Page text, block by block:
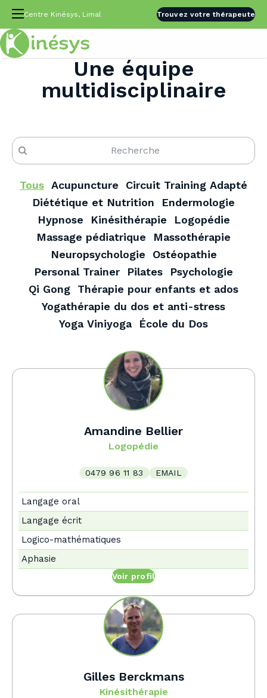
Centre Kinésys, Limal Trouvez votre thérapeute
Une équipe
multidisciplinaire
Tous Acupuncture
Circuit Training Adapté
Diététique et Nutrition
Endermologie
Hypnose
Kinésithérapie
Logopédie
Massage pédiatrique
Massothérapie
Neuropsychologie
Ostéopathie
Personal Trainer
Pilates
Psychologie
Qi Gong
Thérapie pour enfants et ados
Yogathérapie du dos et anti-stress
Yoga Viniyoga
École du Dos
Amandine Bellier
Logopédie
0479 96 11 83 EMAIL
Langage oral
Langage écrit
Logico-mathématiques
Aphasie
Voir profil
Gilles Berckmans
Kinésithérapie